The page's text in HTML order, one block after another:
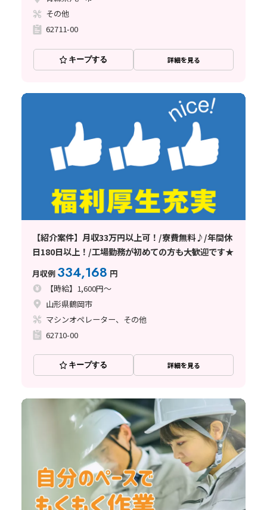
その他
62711-00
キープする 詳細を見る
【紹介案件】月収33万円以上可！/寮費無料♪/年間休
日180日以上！/工場勤務が初めての方も大歓迎です★
月収例 334,168 円
【時給】1,600円～
山形県鶴岡市
マシンオペレーター、その他
62710-00
キープする 詳細を見る